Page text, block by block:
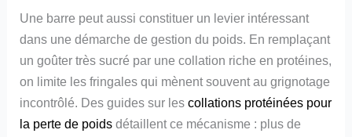
Une barre peut aussi constituer un levier intéressant
dans une démarche de gestion du poids. En remplaçant
un goûter très sucré par une collation riche en protéines,
on limite les fringales qui mènent souvent au grignotage
incontrôlé. Des guides sur lescollations protéinées pour
la perte de poids détaillent ce mécanisme : plus de